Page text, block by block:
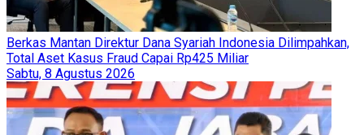
Berkas Mantan Direktur Dana Syariah Indonesia Dilimpahkan,
Total Aset Kasus Fraud Capai Rp425 Miliar
Sabtu, 8 Agustus 2026